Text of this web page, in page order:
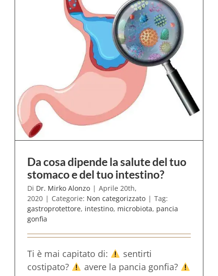
Da cosa dipende la salute del tuo
stomaco e del tuo intestino?
Di Dr. Mirko Alonzo | Aprile 20th,
2020 | Categorie: Non categorizzato | Tag:
gastroprotettore, intestino, microbiota, pancia
gonfia
Ti è mai capitato di:
sentirti
costipato?
avere la pancia gonfia?